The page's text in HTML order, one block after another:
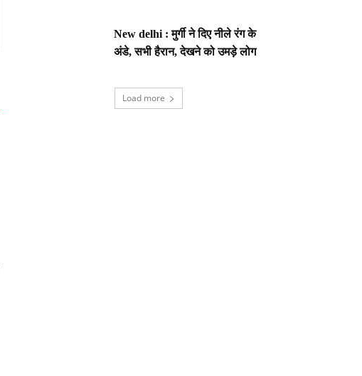
New delhi : मुर्गी ने दिए नीले रंग के
अंडे, सभी हैरान, देखने को उमड़े लोग
Load more